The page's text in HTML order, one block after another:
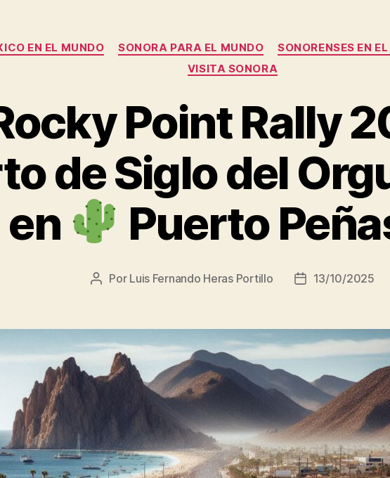
Categorías
EN EL MUNDO SONORA PARA EL MUNDO SONORENSES EN
VISITA SONORA
Point Rally
de Siglo del
en
Puerto
Autor
entrada
Por Luis Fernando Heras Portillo
Fecha
entrada
13/10/2025